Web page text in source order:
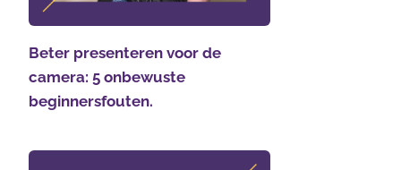
Beter presenteren voor de
camera: 5 onbewuste
beginnersfouten.